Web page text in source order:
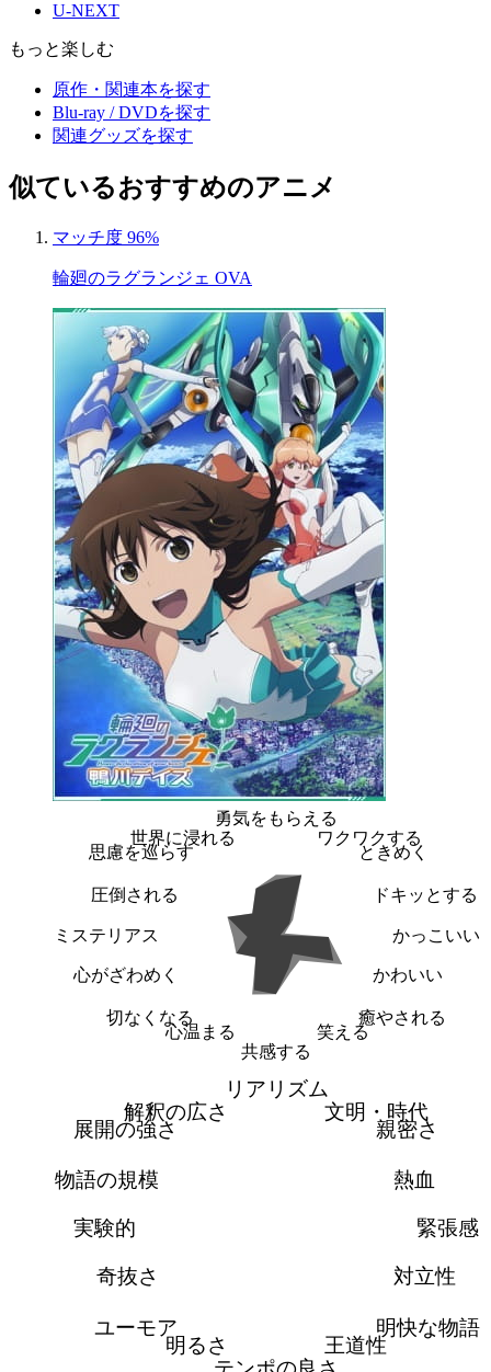
U-NEXT
もっと楽しむ
原作・関連本を探す
Blu-ray / DVDを探す
関連グッズを探す
似ているおすすめのアニメ
マッチ度 96%
輪廻のラグランジェ OVA
勇気をもらえる
ワクワクする
ときめく
ドキッとする
かっこいい
かわいい
癒やされる
笑える
共感する
心温まる
切なくなる
心がざわめく
ミステリアス
圧倒される
思慮を巡らす
世界に浸れる
リアリズム
文明・時代
親密さ
熱血
緊張感
対立性
明快な物語
王道性
明るさ
ユーモア
奇抜さ
実験的
物語の規模
展開の強さ
解釈の広さ